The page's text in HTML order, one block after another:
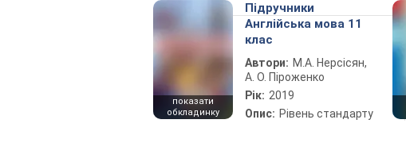
показати
обкладинку
Підручники
Англійська мова 11
клас
Автори: М.А. Нерсісян,
А. О. Піроженко
Рік: 2019
Опис: Рівень стандарту